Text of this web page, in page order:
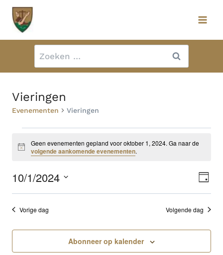
Doorgaan
naar
Zoeken
naar:
Vieringen
Evenementen Vieringen
Evenementen
oktober
Bericht
Geen evenementen gepland voor oktober 1, 2024. Ga naar de
volgende aankomende evenementen.
Dag
10/1/2024
Selecteer
eenVorige dag Volgende dag
Abonneer op kalender